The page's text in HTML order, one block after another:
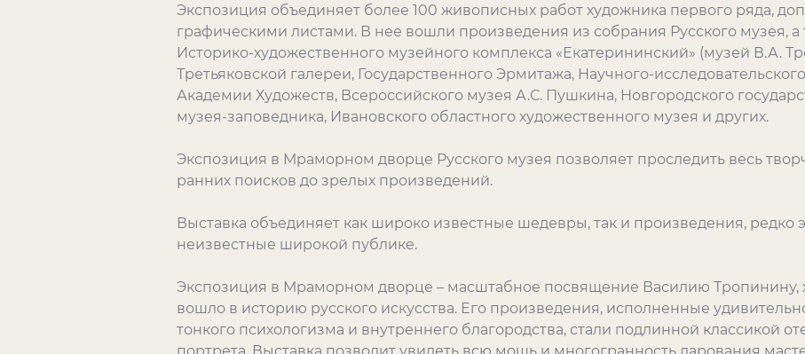
Экспозиция объединяет более 100 живописных работ художника первого ряда,
графическими листами. В нее вошли произведения из собрания Русского музея,
Историко-художественного музейного комплекса «Екатерининский» (музей В.А.
Третьяковской галереи, Государственного Эрмитажа, Научного-
Академии Художеств, Всероссийского музея А.С. Пушкина, Новгородского
музея-заповедника, Ивановского областного художественного музея и других.
Экспозиция в Мраморном дворце Русского музея позволяет проследить весь
ранних поисков до зрелых произведений.
Выставка объединяет как широко известные шедевры, так и произведения,
неизвестные широкой публике.
Экспозиция в Мраморном дворце – масштабное посвящение Василию Тропинину,
вошло в историю русского искусства. Его произведения, исполненные
тонкого психологизма и внутреннего благородства, стали подлинной классикой